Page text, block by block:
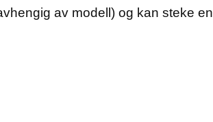
av modell) og kan steke